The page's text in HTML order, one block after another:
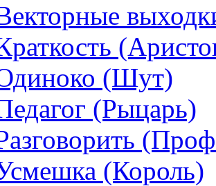
(Шут)
(Рыцарь)
(Король)